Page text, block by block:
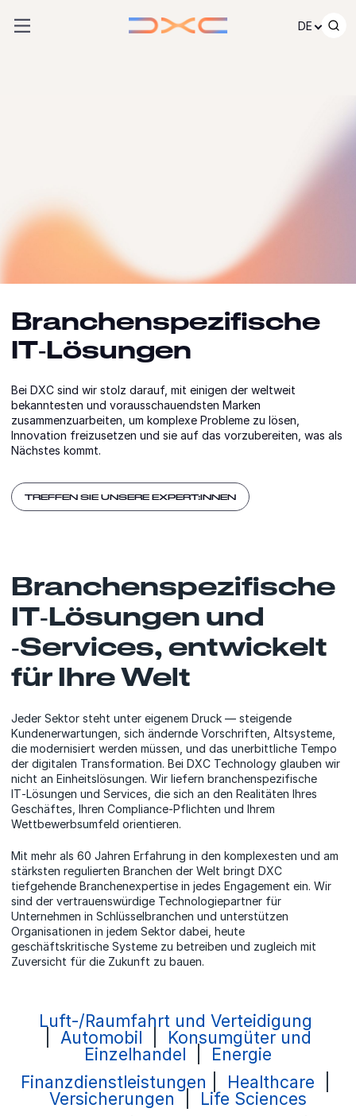
DE
Branchenspezifische
IT‑Lösungen
Bei DXC sind wir stolz darauf, mit einigen der weltweit
bekanntesten und vorausschauendsten Marken
zusammenzuarbeiten, um komplexe Probleme zu lösen,
Innovation freizusetzen und sie auf das vorzubereiten, was als
Nächstes kommt.
TREFFEN SIE UNSERE EXPERT:INNEN
Branchenspezifische
IT‑Lösungen und
‑Services, entwickelt
für Ihre Welt
Jeder Sektor steht unter eigenem Druck — steigende
Kundenerwartungen, sich ändernde Vorschriften, Altsysteme,
die modernisiert werden müssen, und das unerbittliche Tempo
der digitalen Transformation. Bei DXC Technology glauben wir
nicht an Einheitslösungen. Wir liefern branchenspezifische
IT‑Lösungen und Services, die sich an den Realitäten Ihres
Geschäftes, Ihren Compliance‑Pflichten und Ihrem
Wettbewerbsumfeld orientieren.
Mit mehr als 60 Jahren Erfahrung in den komplexesten und am
stärksten regulierten Branchen der Welt bringt DXC
tiefgehende Branchenexpertise in jedes Engagement ein. Wir
sind der vertrauenswürdige Technologiepartner für
Unternehmen in Schlüsselbranchen und unterstützen
Organisationen in jedem Sektor dabei, heute
geschäftskritische Systeme zu betreiben und zugleich mit
Zuversicht für die Zukunft zu bauen.
Luft-/Raumfahrt und Verteidigung
Automobil
Konsumgüter und
Einzelhandel
Energie
Finanzdienstleistungen
Healthcare
Versicherungen
Life Sciences